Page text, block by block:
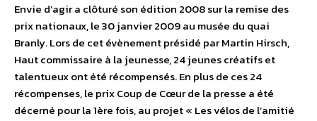
Envie d’agir a clôturé son édition 2008 sur la remise des
prix nationaux, le 30 janvier 2009 au musée du quai
Branly. Lors de cet évènement présidé par Martin Hirsch,
Haut commissaire à la jeunesse, 24 jeunes créatifs et
talentueux ont été récompensés. En plus de ces 24
récompenses, le prix Coup de Cœur de la presse a été
décerné pour la 1ère fois, au projet « Les vélos de l’amitié